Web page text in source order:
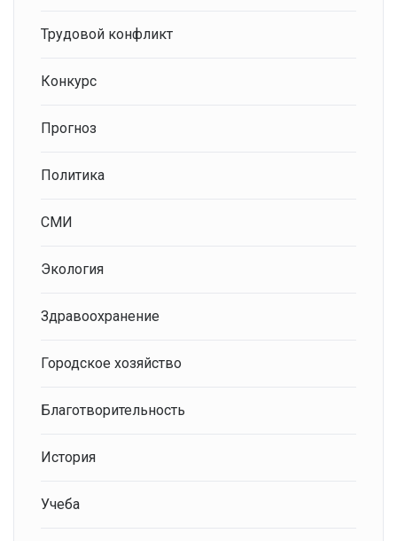
Трудовой конфликт
Конкурс
Прогноз
Политика
СМИ
Экология
Здравоохранение
Городское хозяйство
Благотворительность
История
Учеба